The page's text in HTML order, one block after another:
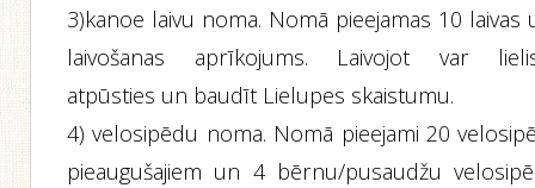
3)kanoe laivu noma. Nomā pieejamas 10 laivas
laivošanas aprīkojums. Laivojot var
atpūsties un baudīt Lielupes skaistumu.
4) velosipēdu noma. Nomā pieejami 20
pieaugušajiem un 4 bērnu/pusaudžu